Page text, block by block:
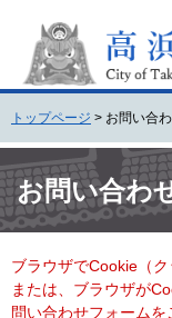
頭
で
す
。
飛
ば
し
て
本
へ
トップページ > お問い合
文 お問い合わ
ブラウザでCookie（
または、ブラウザが
問い合わせフォームを